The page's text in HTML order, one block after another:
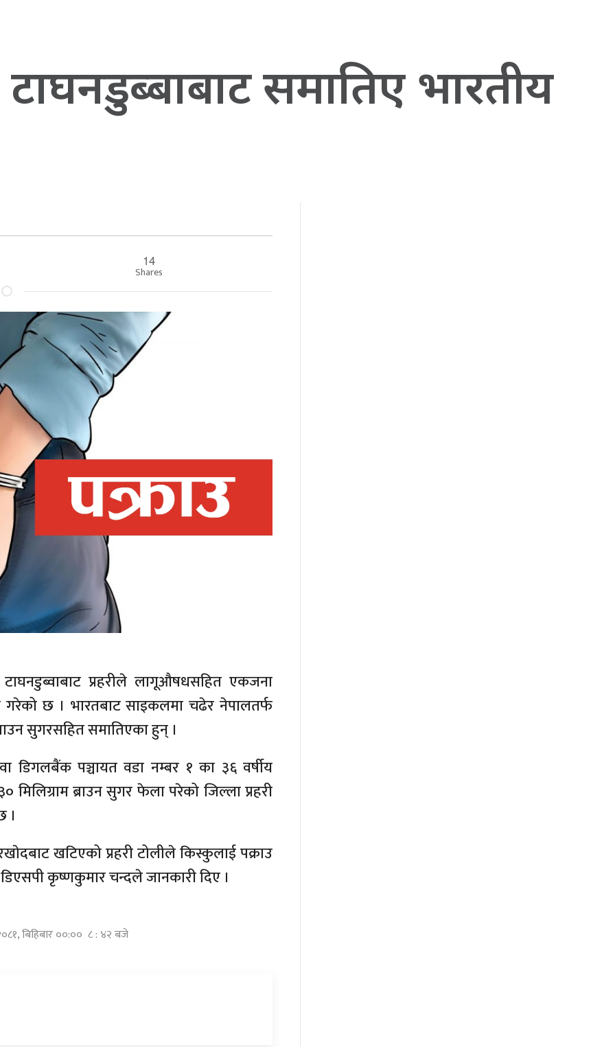
टाघनडुब्बाबाट समातिए भारतीय
14
Shares
प्रहरीले लागूऔषधसहित एकजना
गरेको छ । भारतबाट साइकलमा चढेर नेपालतर्फ
सुगरसहित समातिएका हुन् ।
डिगलबैंक पञ्चायत वडा नम्बर १ का ३६ वर्षीय
मिलिग्राम ब्राउन सुगर फेला परेको जिल्ला प्रहरी
।
खटिएको प्रहरी टोलीले किस्कुलाई पक्राउ
डिएसपी कृष्णकुमार चन्दले जानकारी दिए ।
बिहिबार ००:०० ८ : ४२ बजे